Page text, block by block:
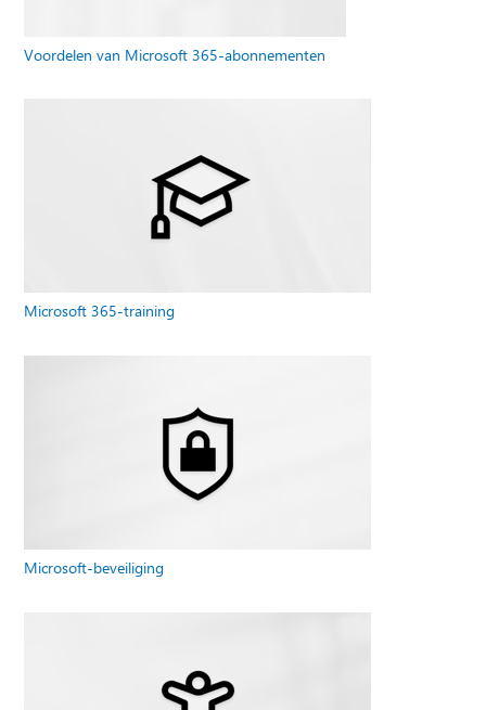
Voordelen van Microsoft 365-abonnementen
Microsoft 365-training
Microsoft-beveiliging